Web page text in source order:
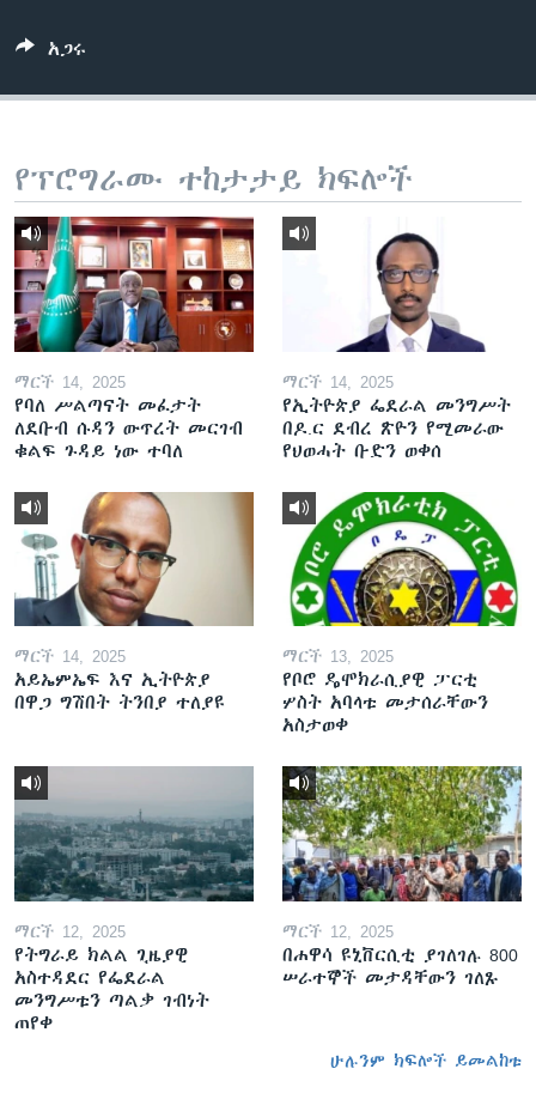
አጋሩ
የፕሮግራሙ ተከታታይ ክፍሎች
ማርች 14, 2025
የባለ ሥልጣናት መፈታት
ለደቡብ ሱዳን ውጥረት መርገብ
ቁልፍ ጉዳይ ነው ተባለ
ማርች 14, 2025
የኢትዮጵያ ፌደራል መንግሥት
በዶ.ር ደብረ ጽዮን የሚመራው
የህወሓት ቡድን ወቀሰ
ማርች 14, 2025
አይኤምኤፍ እና ኢትዮጵያ
በዋጋ ግሽበት ትንበያ ተለያዩ
ማርች 13, 2025
የቦሮ ዴሞክራሲያዊ ፓርቲ
ሦስት አባላቱ መታሰራቸውን
አስታወቀ
ማርች 12, 2025
የትግራይ ክልል ጊዜያዊ
አስተዳደር የፌደራል
መንግሥቱን ጣልቃ ገብነት
ጠየቀ
ማርች 12, 2025
በሐዋሳ ዩኒቨርሲቲ ያገለገሉ 800
ሠራተኞች መታዳቸውን ገለጹ
ሁሉንም ክፍሎች ይመልከቱ